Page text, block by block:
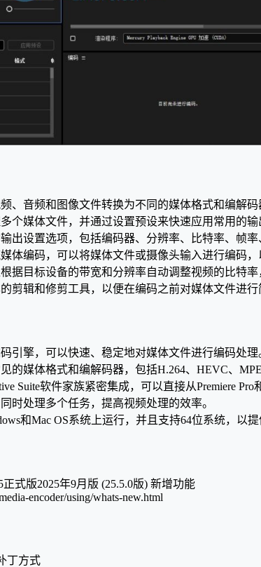
、音频和图像文件转换为不同的媒体格式和编解码
个媒体文件，并通过设置预设来快速应用常用的输
出设置选项，包括编码器、分辨率、比特率、帧
体编码，可以将媒体文件或摄像头输入进行编码，
据目标设备的带宽和分辨率自动调整视频的比特率
剪辑和修剪工具，以便在编码之前对媒体文件进行
引擎，可以快速、稳定地对媒体文件进行编码处理
的媒体格式和编解码器，包括H.264、HEVC、
Suite软件家族紧密集成，可以直接从Premiere
时处理多个任务，提高视频处理的效率。
和Mac OS系统上运行，并且支持64位系统，以
正式版2025年9月版 (25.5.0版) 新增功能
encoder/using/whats-new.html
丁方式